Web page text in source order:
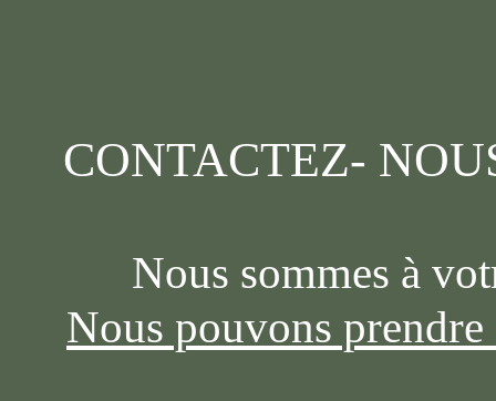
CONTACTEZ-
Nous sommes à
Nous pouvons